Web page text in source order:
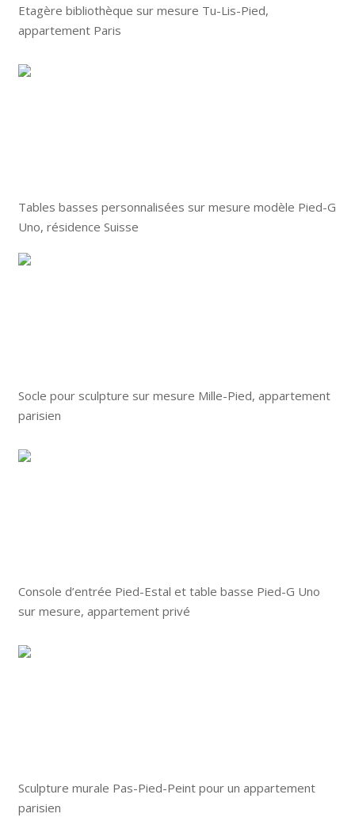
Etagère bibliothèque sur mesure Tu-Lis-Pied,
appartement Paris
Tables basses personnalisées sur mesure modèle Pied-G
Uno, résidence Suisse
Socle pour sculpture sur mesure Mille-Pied, appartement
parisien
Console d’entrée Pied-Estal et table basse Pied-G Uno
sur mesure, appartement privé
Sculpture murale Pas-Pied-Peint pour un appartement
parisien